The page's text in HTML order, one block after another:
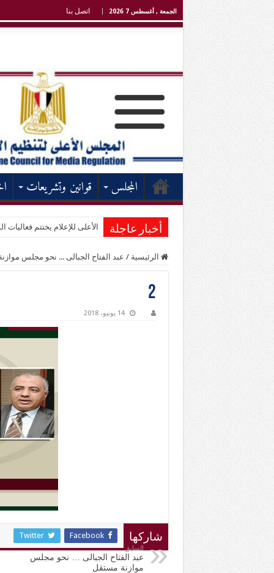
الجمعة , أغسطس 7 2026 اتصل بنا
المجلس قوانين وتشريعات
أخبار عاجلة الأعلى للإعلام يختتم فعاليات
الرئيسية / عبد الفتاح الجبالى ... نحو مجلس
2
14 يونيو، 2018
شاركها Facebook
Twitter
السابق
عبد الفتاح الجبالى … نحو مجلس
موازنة مستقل